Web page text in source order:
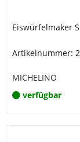
Eiswürfelmaker
Artikelnummer:
MICHELINO
verfügbar